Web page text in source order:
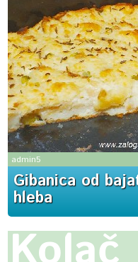
admin5
Gibanica od
hleba